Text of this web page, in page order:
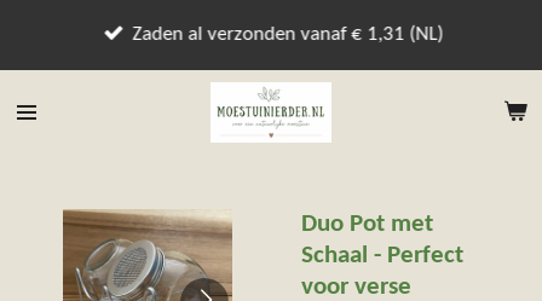
de
Zaden al verzonden vanaf € 1,31 (NL)
Duo Pot met
Schaal - Perfect
voor verse